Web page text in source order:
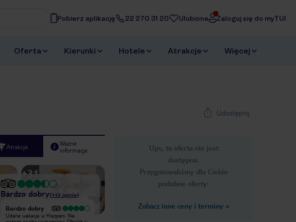
Pobierz aplikację 22 270 31 20 Ulubione Zaloguj się do myTUI
Oferta Kierunki Hotele Atrakcje Więcej
Udostępnij
Ups, ta oferta nie jest
dostępna.
Przygotowaliśmy dla Ciebie
podobne oferty:
Zobacz inne ceny i terminy »
Atrakcje
Ważne
informacje
Next slide
1/37
+31
Bardzo dobry(143 opinie)
Bardzo dobry
Udane wakacje w Hiszpani. Nie
Bardzo dobry